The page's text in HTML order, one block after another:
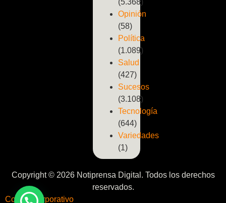
(5.368)
Opinión
(58)
Política
(1.089)
Salud
(427)
Sucesos
(3.108)
Tecnología
(644)
Variedades
(1)
Copyright © 2026 Notiprensa Digital. Todos los derechos
reservados.
Correo Corporativo